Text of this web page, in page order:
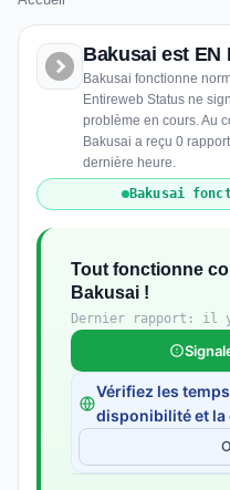
Bakusai est EN
Bakusai fonctionne
Entireweb Status ne
problème en cours. Au
Bakusai a reçu 0
dernière heure.
Bakusai
Tout fonctionne
Bakusai !
Dernier rapport: il
Vérifiez les
disponibilité et la